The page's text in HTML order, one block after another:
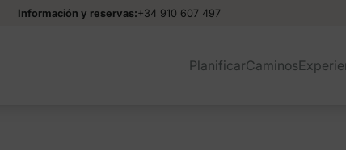
Información y reservas:+34 910 607 497
PlanificarCaminos